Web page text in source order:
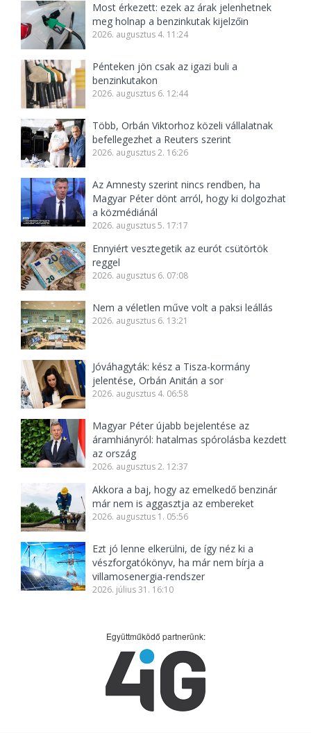
Most érkezett: ezek az árak jelenhetnek
meg holnap a benzinkutak kijelzőin
2026. augusztus 4. 11:24
Pénteken jön csak az igazi buli a
benzinkutakon
2026. augusztus 6. 12:44
Több, Orbán Viktorhoz közeli vállalatnak
befellegezhet a Reuters szerint
2026. augusztus 2. 16:26
Az Amnesty szerint nincs rendben, ha
Magyar Péter dönt arról, hogy ki dolgozhat
a közmédiánál
2026. augusztus 5. 17:17
Ennyiért vesztegetik az eurót csütörtök
reggel
2026. augusztus 6. 07:08
Nem a véletlen műve volt a paksi leállás
2026. augusztus 6. 13:21
Jóváhagyták: kész a Tisza-kormány
jelentése, Orbán Anitán a sor
2026. augusztus 4. 06:58
Magyar Péter újabb bejelentése az
áramhiányról: hatalmas spórolásba kezdett
az ország
2026. augusztus 2. 12:37
Akkora a baj, hogy az emelkedő benzinár
már nem is aggasztja az embereket
2026. augusztus 1. 05:56
Ezt jó lenne elkerülni, de így néz ki a
vészforgatókönyv, ha már nem bírja a
villamosenergia-rendszer
2026. július 31. 16:10
Együttműködő partnerünk: